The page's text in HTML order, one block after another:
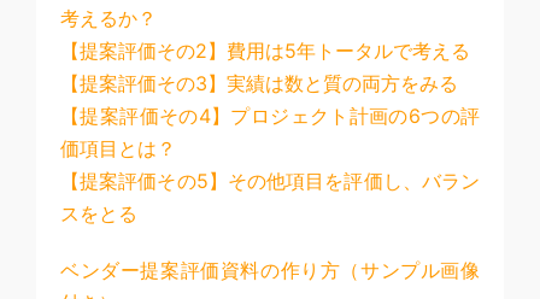
考えるか？
【提案評価その2】費用は5年トータルで考える
【提案評価その3】実績は数と質の両方をみる
【提案評価その4】プロジェクト計画の6つの評
価項目とは？
【提案評価その5】その他項目を評価し、バラン
スをとる
ベンダー提案評価資料の作り方（サンプル画像